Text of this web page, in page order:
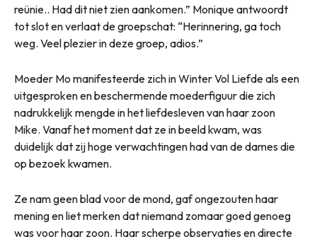
reünie.. Had dit niet zien aankomen.” Monique antwoordt
tot slot en verlaat de groepschat: “Herinnering, ga toch
weg. Veel plezier in deze groep, adios.”
Moeder Mo manifesteerde zich in Winter Vol Liefde als een
uitgesproken en beschermende moederfiguur die zich
nadrukkelijk mengde in het liefdesleven van haar zoon
Mike. Vanaf het moment dat ze in beeld kwam, was
duidelijk dat zij hoge verwachtingen had van de dames die
op bezoek kwamen.
Ze nam geen blad voor de mond, gaf ongezouten haar
mening en liet merken dat niemand zomaar goed genoeg
was voor haar zoon. Haar scherpe observaties en directe